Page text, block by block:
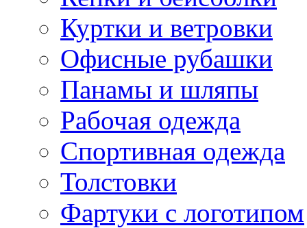
Куртки и ветровки
Офисные рубашки
Панамы и шляпы
Рабочая одежда
Спортивная одежда
Толстовки
Фартуки с логотипом